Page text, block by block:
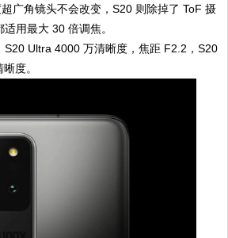
广角镜头不会改变，S20 则除掉了 ToF 摄
用最大 30 倍调焦。
S20 Ultra 4000 万清晰度，焦距 F2.2，S20
度。